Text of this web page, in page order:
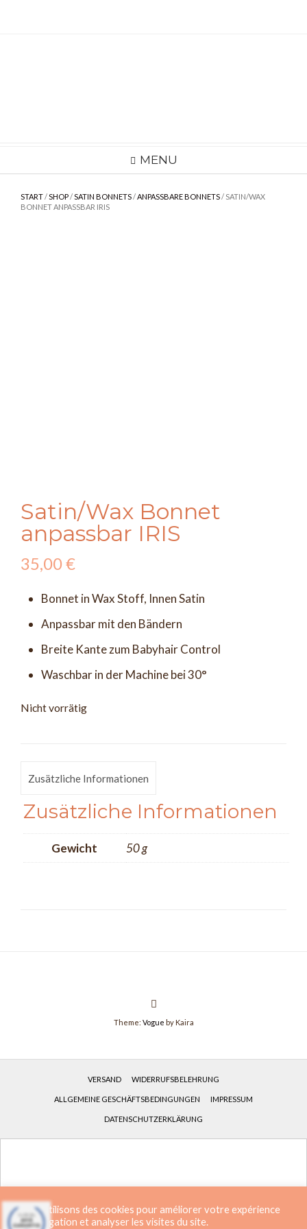
MENU
START/SHOP/SATIN BONNETS/ANPASSBARE BONNETS/ SATIN/WAX
BONNET ANPASSBAR IRIS
Satin/Wax Bonnet
anpassbar IRIS
35,00€
Bonnet in Wax Stoff, Innen Satin
Anpassbar mit den Bändern
Breite Kante zum Babyhair Control
Waschbar in der Machine bei 30°
Nicht vorrätig
Zusätzliche Informationen
Zusätzliche Informationen
Gewicht 50 g
Theme: Vogue by Kaira
VERSAND WIDERRUFSBELEHRUNG
ALLGEMEINE GESCHÄFTSBEDINGUNGEN IMPRESSUM
DATENSCHUTZERKLÄRUNG
Nous utilisons des cookies pour améliorer votre expérience
de navigation et analyser les visites du site.